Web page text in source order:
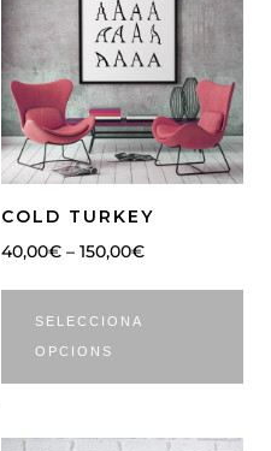
COLD TURKEY
40,00€ – 150,00€
SELECCIONA
OPCIONS